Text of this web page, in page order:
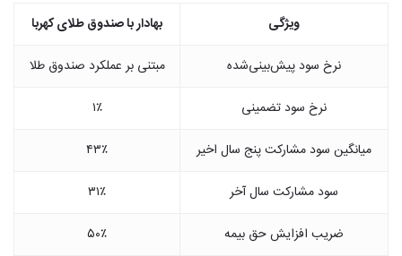
ویژگی
بهادار با صندوق طلای کهربا
نرخ سود پیش‌بینی‌شده
مبتنی بر عملکرد صندوق طلا
نرخ سود تضمینی
۱٪
میانگین سود مشارکت پنج سال اخیر
۴۳٪
سود مشارکت سال آخر
۳۱٪
ضریب افزایش حق بیمه
۵۰٪